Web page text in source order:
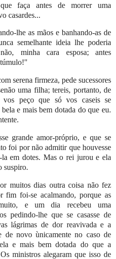
faça antes de morrer uma
casardes...
lhe as mãos e banhando-as de
semelhante ideia lhe poderia
minha cara esposa; antes
serena firmeza, pede sucessores
uma filha; tereis, portanto, de
peço que só vos caseis se
e mais bem dotada do que eu.
grande amor-próprio, e que se
foi por não admitir que houvesse
la em dotes. Mas o rei jurou e ela
suspiro.
muitos dias outra coisa não fez
fim foi-se acalmando, porque as
e um dia recebeu uma
pedindo-lhe que se casasse de
lágrimas de dor reavivada e a
de novo ùnicamente no caso de
e mais bem dotada do que a
ministros alegaram que isso de